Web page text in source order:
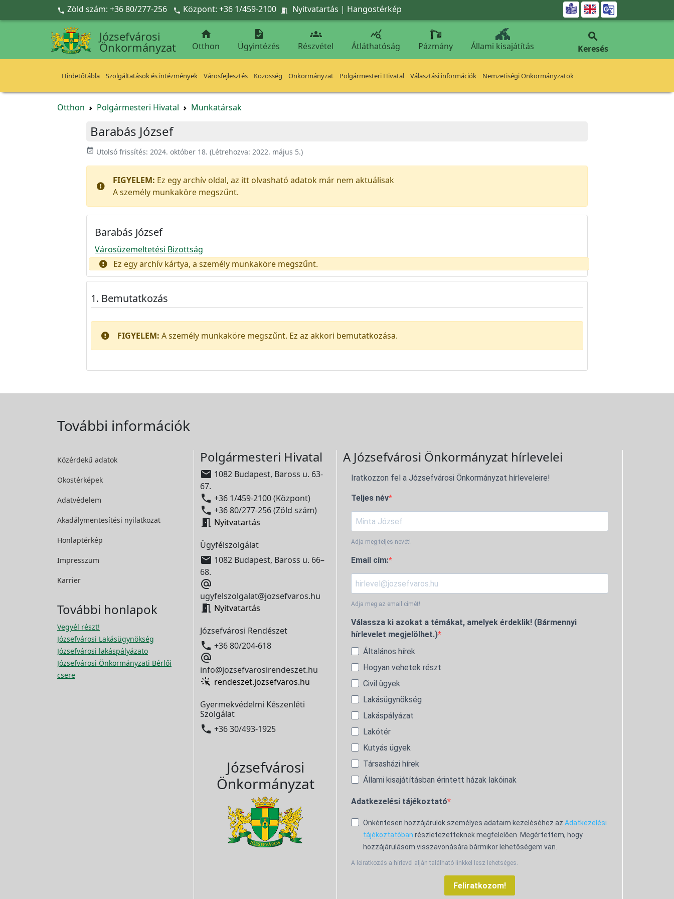
Ugrás a fő tartalomra
 Zöld szám: +36 80/277-256  Központ: +36 1/459-2100  Nyitvatartás | Hangostérkép 
Józsefvárosi
Önkormányzat

Otthon

Ügyintézés

Részvétel

Átláthatóság Pázmány Állami kisajátítás

Keresés
Hirdetőtábla Szolgáltatások és intézmények Városfejlesztés Közösség Önkormányzat Polgármesteri Hivatal Választási információk Nemzetiségi Önkormányzatok
Otthon Polgármesteri Hivatal Munkatársak
Barabás József
event_available Utolsó frissítés: 2024. október 18. (Létrehozva: 2022. május 5.)
FIGYELEM: Ez egy archív oldal, az itt olvasható adatok már nem aktuálisak
A személy munkaköre megszűnt.
Barabás József
Városüzemeltetési Bizottság
Ez egy archív kártya, a személy munkaköre megszűnt.
Bemutatkozás
FIGYELEM: A személy munkaköre megszűnt. Ez az akkori bemutatkozása.
További információk
Közérdekű adatok
Okostérképek
Adatvédelem
Akadálymentesítési nyilatkozat
Honlaptérkép
Impresszum
Karrier
További honlapok
Vegyél részt!
Józsefvárosi Lakásügynökség
Józsefvárosi lakáspályázato
Józsefvárosi Önkormányzati Bérlői
csere
Polgármesteri Hivatal
 1082 Budapest, Baross u. 63-
67.
 +36 1/459-2100 (Központ)
 +36 80/277-256 (Zöld szám)
 Nyitvatartás
Ügyfélszolgálat
 1082 Budapest, Baross u. 66–
68.

ugyfelszolgalat@jozsefvaros.hu
 Nyitvatartás
Józsefvárosi Rendészet
 +36 80/204-618

info@jozsefvarosirendeszet.hu
rendeszet.jozsefvaros.hu
Gyermekvédelmi Készenléti
Szolgálat
 +36 30/493-1925
Józsefvárosi
Önkormányzat
A Józsefvárosi Önkormányzat hírlevelei
Iratkozzon fel a Józsefvárosi Önkormányzat hírleveleire!
Teljes név
Adja meg teljes nevét!
Email cím:
Adja meg az email címét!
Válassza ki azokat a témákat, amelyek érdeklik! (Bármennyi
hírlevelet megjelölhet.)
Általános hírek
Hogyan vehetek részt
Civil ügyek
Lakásügynökség
Lakáspályázat
Lakótér
Kutyás ügyek
Társasházi hírek
Állami kisajátításban érintett házak lakóinak
Adatkezelési tájékoztató
Önkéntesen hozzájárulok személyes adataim kezeléséhez az Adatkezelési
tájékoztatóban részletezetteknek megfelelően. Megértettem, hogy
hozzájárulásom visszavonására bármikor lehetőségem van.
A leiratkozás a hírlevél alján található linkkel lesz lehetséges.
Feliratkozom!